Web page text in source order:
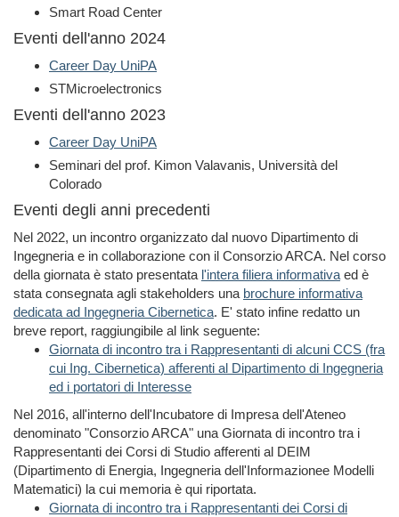
Smart Road Center
Eventi dell'anno 2024
Career Day UniPA
STMicroelectronics
Eventi dell'anno 2023
Career Day UniPA
Seminari del prof. Kimon Valavanis, Università del
Colorado
Eventi degli anni precedenti
Nel 2022, un incontro organizzato dal nuovo Dipartimento di
Ingegneria e in collaborazione con il Consorzio ARCA. Nel corso
della giornata è stato presentata l'intera filiera informativaed è
stata consegnata agli stakeholders una brochure informativa
dedicata ad Ingegneria Cibernetica. E' stato infine redatto un
breve report, raggiungibile al link seguente:
Giornata di incontro tra i Rappresentanti di alcuni CCS (fra
cui Ing. Cibernetica) afferenti al Dipartimento di Ingegneria
ed i portatori di Interesse
Nel 2016, all'interno dell'Incubatore di Impresa dell'Ateneo
denominato "Consorzio ARCA" unaGiornata di incontro tra i
Rappresentanti dei Corsi di Studio afferenti al DEIM
(Dipartimento di Energia, Ingegneria dell'Informazionee Modelli
Matematici) la cui memoria è qui riportata.
Giornata di incontro tra i Rappresentanti dei Corsi di